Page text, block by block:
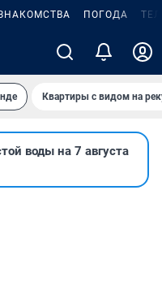
ПОГОДА
Квартиры с видом на
воды на 7 августа